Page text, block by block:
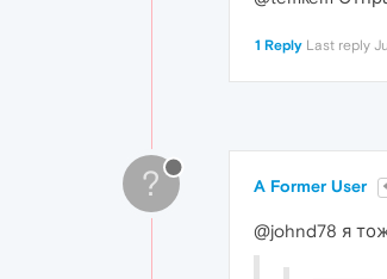
1 Reply Last reply
? A Former User
@johnd78 я